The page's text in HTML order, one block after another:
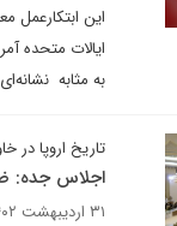
این ابتکارعمل
ایالات متحده
به مثابه
تاریخ اروپا در
اجلاس جده:
۳۱ اردیبهشت ۱۴۰۲